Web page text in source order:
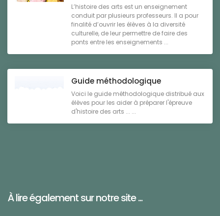
L’histoire des arts est un enseignement
conduit par plusieurs professeurs. Il a pour
finalité d’ouvrir les élèves à la diversité
culturelle, de leur permettre de faire des
ponts entre les enseignements ...
Guide méthodologique
Voici le guide méthodologique distribué aux
élèves pour les aider à préparer l'épreuve
d'histoire des arts ... ...
À lire également sur notre site ...